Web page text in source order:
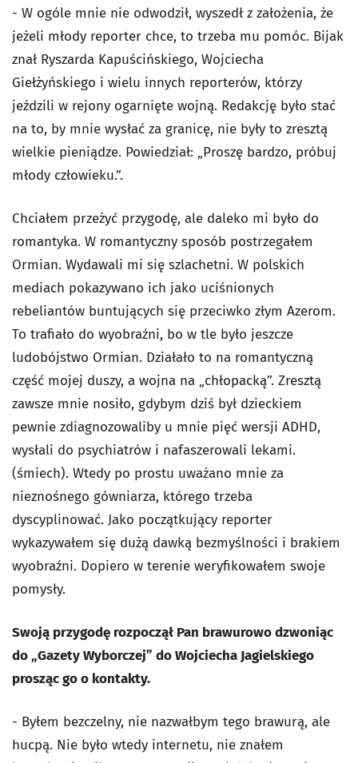
- W ogóle mnie nie odwodził, wyszedł z założenia, że
jeżeli młody reporter chce, to trzeba mu pomóc. Bijak
znał Ryszarda Kapuścińskiego, Wojciecha
Giełżyńskiego i wielu innych reporterów, którzy
jeździli w rejony ogarnięte wojną. Redakcję było stać
na to, by mnie wysłać za granicę, nie były to zresztą
wielkie pieniądze. Powiedział: „Proszę bardzo, próbuj
młody człowieku.”.
Chciałem przeżyć przygodę, ale daleko mi było do
romantyka. W romantyczny sposób postrzegałem
Ormian. Wydawali mi się szlachetni. W polskich
mediach pokazywano ich jako uciśnionych
rebeliantów buntujących się przeciwko złym Azerom.
To trafiało do wyobraźni, bo w tle było jeszcze
ludobójstwo Ormian. Działało to na romantyczną
część mojej duszy, a wojna na „chłopacką”. Zresztą
zawsze mnie nosiło, gdybym dziś był dzieckiem
pewnie zdiagnozowaliby u mnie pięć wersji ADHD,
wysłali do psychiatrów i nafaszerowali lekami.
(śmiech). Wtedy po prostu uważano mnie za
nieznośnego gówniarza, którego trzeba
dyscyplinować. Jako początkujący reporter
wykazywałem się dużą dawką bezmyślności i brakiem
wyobraźni. Dopiero w terenie weryfikowałem swoje
pomysły.
Swoją przygodę rozpoczął Pan brawurowo dzwoniąc
do „Gazety Wyborczej” do Wojciecha Jagielskiego
prosząc go o kontakty.
- Byłem bezczelny, nie nazwałbym tego brawurą, ale
hucpą. Nie było wtedy internetu, nie znałem